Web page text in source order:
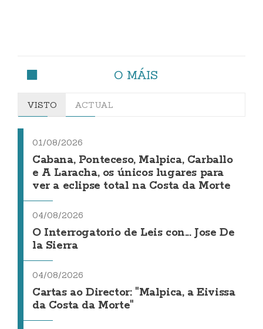
O MÁIS
VISTO ACTUAL
01/08/2026
Cabana, Ponteceso, Malpica, Carballo
e A Laracha, os únicos lugares para
ver a eclipse total na Costa da Morte
04/08/2026
O Interrogatorio de Leis con... Jose De
la Sierra
04/08/2026
Cartas ao Director: "Malpica, a Eivissa
da Costa da Morte"